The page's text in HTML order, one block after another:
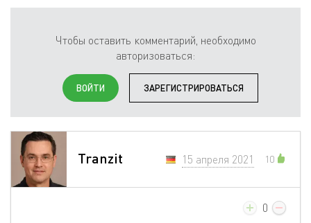
Чтобы оставить комментарий, необходимо
авторизоваться:
ВОЙТИ ЗАРЕГИСТРИРОВАТЬСЯ
Tranzit 15 апреля 2021 10
0